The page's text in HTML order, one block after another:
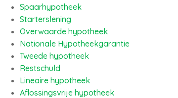
Spaarhypotheek
Starterslening
Overwaarde hypotheek
Nationale Hypotheekgarantie
Tweede hypotheek
Restschuld
Lineaire hypotheek
Aflossingsvrije hypotheek